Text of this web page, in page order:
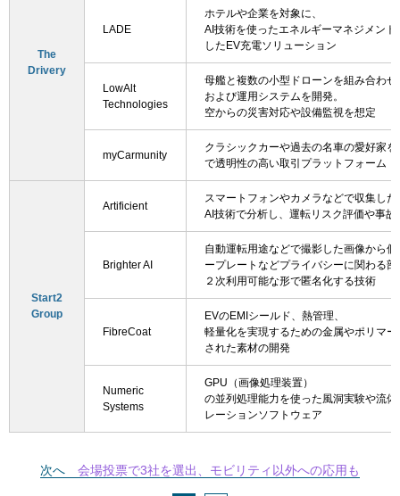
The
Drivery
LADE
ホテルや企業を対象に、
AI技術を使ったエネルギーマネジメント
したEV充電ソリューション
LowAlt
Technologies
母艦と複数の小型ドローンを組み合わ
および運用システムを開発。
空からの災害対応や設備監視を想定
myCarmunity
クラシックカーや過去の名車の愛好家
で透明性の高い取引プラットフォーム
Start2
Group
Artificient
スマートフォンやカメラなどで収集し
AI技術で分析し、運転リスク評価や事故
Brighter AI
自動運転用途などで撮影した画像から
ープレートなどプライバシーに関わる部
２次利用可能な形で匿名化する技術
FibreCoat
EVのEMIシールド、熱管理、
軽量化を実現するための金属やポリマ
された素材の開発
Numeric
Systems
GPU（画像処理装置）
の並列処理能力を使った風洞実験や流
レーションソフトウェア
次へ 会場投票で3社を選出、モビリティ以外への応用も